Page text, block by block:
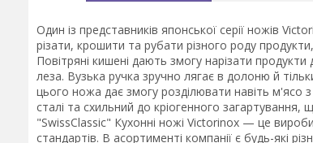
Один із представників японської серії ножів
різати, крошити та рубати різного роду
Повітряні кишені дають змогу нарізати
леза. Вузька ручка зручно лягає в долоню й
цього ножа дає змогу розділювати навіть м'ясо з
сталі та схильний до кріогенного загартування,
"SwissClassic" Кухонні ножі Victorinox — це
стандартів. В асортименті компанії є будь-які